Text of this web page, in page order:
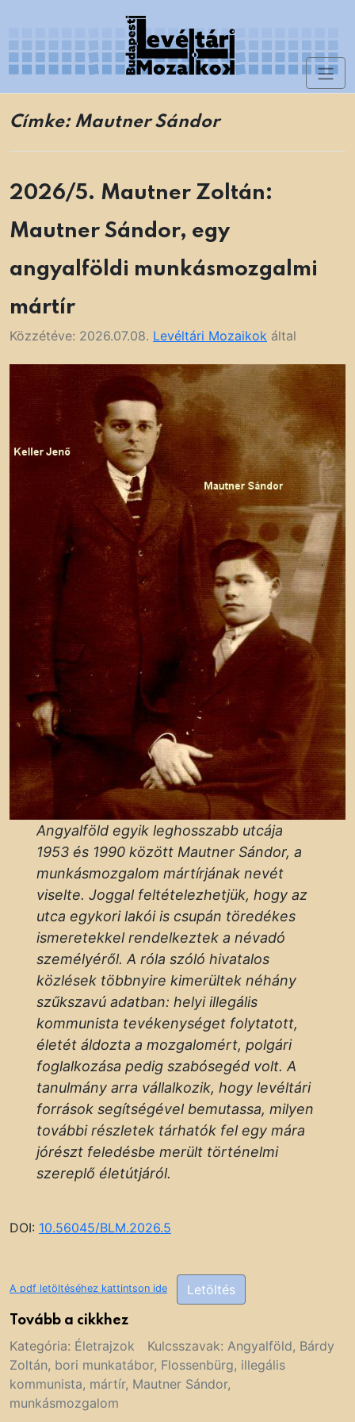
content
Címke: Mautner Sándor
2026/5. Mautner Zoltán:
Mautner Sándor, egy
angyalföldi munkásmozgalmi
mártír
Közzétéve: 2026.07.08. Levéltári Mozaikok által
Angyalföld egyik leghosszabb utcája
1953 és 1990 között Mautner Sándor, a
munkásmozgalom mártírjának nevét
viselte. Joggal feltételezhetjük, hogy az
utca egykori lakói is csupán töredékes
ismeretekkel rendelkeztek a névadó
személyéről. A róla szóló hivatalos
közlések többnyire kimerültek néhány
szűkszavú adatban: helyi illegális
kommunista tevékenységet folytatott,
életét áldozta a mozgalomért, polgári
foglalkozása pedig szabósegéd volt. A
tanulmány arra vállalkozik, hogy levéltári
források segítségével bemutassa, milyen
további részletek tárhatók fel egy mára
jórészt feledésbe merült történelmi
szereplő életútjáról.
DOI: 10.56045/BLM.2026.5
A pdf letöltéséhez kattintson ide Letöltés
Tovább a cikkhez
Kategória: Életrajzok Kulcsszavak: Angyalföld, Bárdy
Zoltán, bori munkatábor, Flossenbürg, illegális
kommunista, mártír, Mautner Sándor,
munkásmozgalom